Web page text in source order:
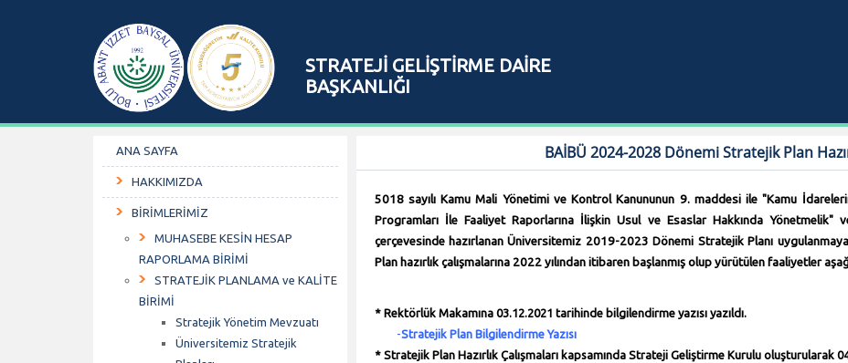
STRATEJİ GELİŞTİRME DAİRE
BAŞKANLIĞI
ANA SAYFA
HAKKIMIZDA
BİRİMLERİMİZ
MUHASEBE KESİN HESAP
RAPORLAMA BİRİMİ
STRATEJİK PLANLAMA ve KALİTE
BİRİMİ
Stratejik Yönetim Mevzuatı
Üniversitemiz Stratejik
BAİBÜ 2024-2028 Dönemi Stratejik Plan
5018 sayılı Kamu Mali Yönetimi ve Kontrol Kanununun 9. maddesi ile "Kamu
Programları İle Faaliyet Raporlarına İlişkin Usul ve Esaslar Hakkında
çerçevesinde hazırlanan Üniversitemiz 2019-2023 Dönemi Stratejik Planı
Plan hazırlık çalışmalarına 2022 yılından itibaren başlanmış olup yürütülen faaliyetler
* Rektörlük Makamına 03.12.2021 tarihinde bilgilendirme yazısı yazıldı.
-Stratejik Plan Bilgilendirme Yazısı
* Stratejik Plan Hazırlık Çalışmaları kapsamında Strateji Geliştirme Kurulu oluşturularak